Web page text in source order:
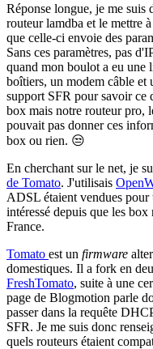
Réponse longue, je me suis
routeur lamdba et le mettre
que celle-ci envoie des
Sans ces paramètres, pas
quand mon boulot a eu une
boîtiers, un modem câble et
support SFR pour savoir
box mais notre routeur pro,
pouvait pas donner ces
box ou rien. 😒
En cherchant sur le net, je
de Tomato. J'utilisais
ADSL étaient vendues pour
intéressé depuis que les
France.
Tomato est un firmware
domestiques. Il a fork en
FreshTomato, suite à une
page de Blogmotion parle
passer dans la requête
SFR. Je me suis donc
quels routeurs étaient